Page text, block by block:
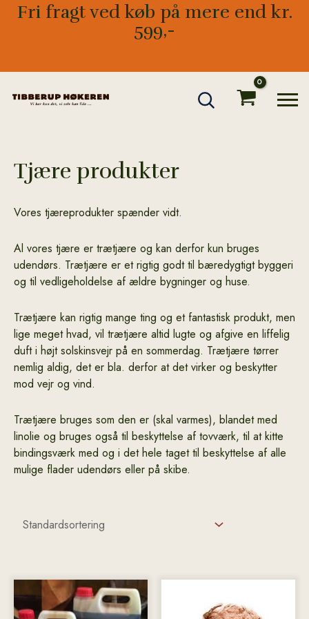
Fri fragt ved køb på mere end kr.
599,-
Tjære produkter
Vores tjæreprodukter spænder vidt.
Al vores tjære er trætjære og kan derfor kun bruges
udendørs. Trætjære er et rigtig godt til bæredygtigt byggeri
og til vedligeholdelse af ældre bygninger og huse.
Trætjære kan rigtig mange ting og et fantastisk produkt, men
lige meget hvad, vil trætjære altid lugte og afgive en liffelig
duft i højt solskinsvejr på en sommerdag. Trætjære tørrer
nemlig aldig, det er bla. derfor at det virker og beskytter
mod vejr og vind.
Trætjære bruges som den er (skal varmes), blandet med
linolie og bruges også til beskyttelse af tovværk, til at kitte
bindingsværk med og i det hele taget til beskyttelse af alle
mulige flader udendørs eller på skibe.
vare